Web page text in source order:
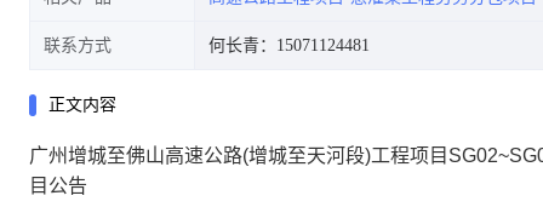
联系方式 何长青：15071124481
正文内容
广州增城至佛山高速公路(增城至天河段)工程项目
目公告